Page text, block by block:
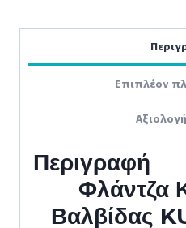
Επιπλέον
Περιγραφή
Φλάντζα
Βαλβίδας